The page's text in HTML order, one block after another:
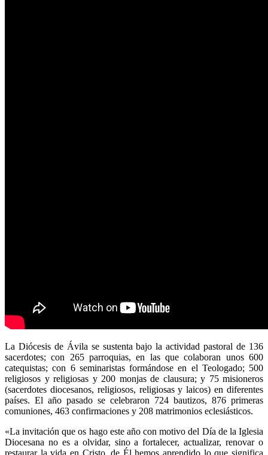
La Diócesis de Ávila se sustenta bajo la actividad pastoral de 136
sacerdotes; con 265 parroquias, en las que colaboran unos 600
catequistas; con 6 seminaristas formándose en el Teologado; 500
religiosos y religiosas y 200 monjas de clausura; y 75 misioneros
(sacerdotes diocesanos, religiosos, religiosas y laicos) en diferentes
países. El año pasado se celebraron 724 bautizos, 876 primeras
comuniones, 463 confirmaciones y 208 matrimonios eclesiásticos.
«La invitación que os hago este año con motivo del Día de la Iglesia
Diocesana no es a olvidar, sino a fortalecer, actualizar, renovar o
restaurar la vida en Cristo, de Él hemos aprendido lo que significa